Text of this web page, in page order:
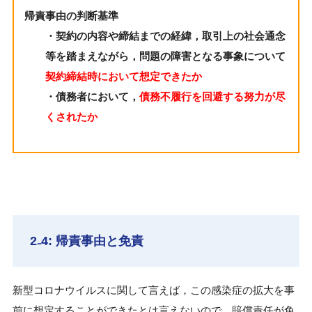
帰責事由の判断基準
・契約の内容や締結までの経緯，取引上の社会通念
等を踏まえながら，問題の障害となる事象について
契約締結時において想定できたか
・債務者において， 債務不履行を回避する努力が尽
くされたか
2₋4: 帰責事由と免責
新型コロナウイルスに関して言えば，この感染症の拡大を事